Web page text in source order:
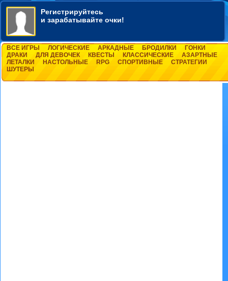
Регистрируйтесь
и зарабатывайте очки!
ВСЕ ИГРЫ ЛОГИЧЕСКИЕ АРКАДНЫЕ БРОДИЛКИ
ГОНКИ
ДРАКИ
ДЛЯ ДЕВОЧЕК КВЕСТЫ КЛАССИЧЕСКИЕ
АЗАРТНЫЕ
ЛЕТАЛКИ
НАСТОЛЬНЫЕ RPG СПОРТИВНЫЕ
СТРАТЕГИИ
ШУТЕРЫ